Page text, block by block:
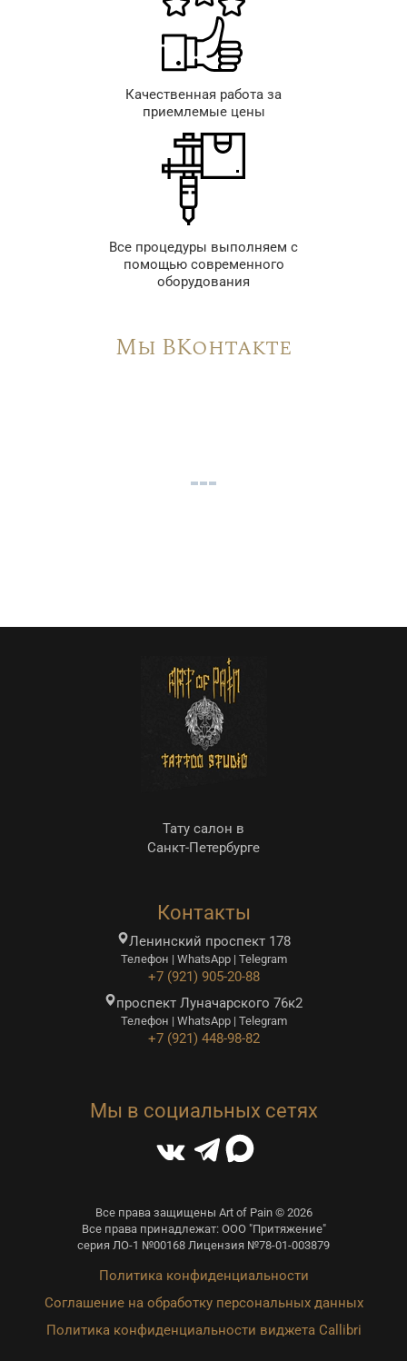
Качественная работа за
приемлемые цены
Все процедуры выполняем с
помощью современного
оборудования
Мы ВКонтакте
Тату салон в
Санкт-Петербурге
Контакты
Ленинский проспект 178
Телефон | WhatsApp | Telegram
+7 (921) 905-20-88
проспект Луначарского 76к2
Телефон | WhatsApp | Telegram
+7 (921) 448-98-82
Мы в социальных сетях
Все права защищены Art of Pain © 2026
Все права принадлежат: ООО "Притяжение"
серия ЛО-1 №00168 Лицензия №78-01-003879
Политика конфиденциальности
Соглашение на обработку персональных данных
Политика конфиденциальности виджета Callibri